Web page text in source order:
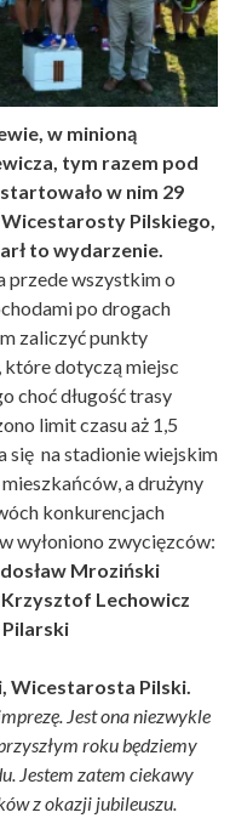
w minioną
tym razem pod
w nim 29
Pilskiego,
to wydarzenie.
przede wszystkim o
po drogach
zaliczyć punkty
które dotyczą miejsc
choć długość trasy
limit czasu aż 1,5
się na stadionie wiejskim
a drużyny
konkurencjach
wyłoniono zwycięzców:
Mroziński
Krzysztof Lechowicz
Wicestarosta Pilski.
Jest ona niezwykle
roku będziemy
Jestem zatem ciekawy
z okazji jubileuszu.